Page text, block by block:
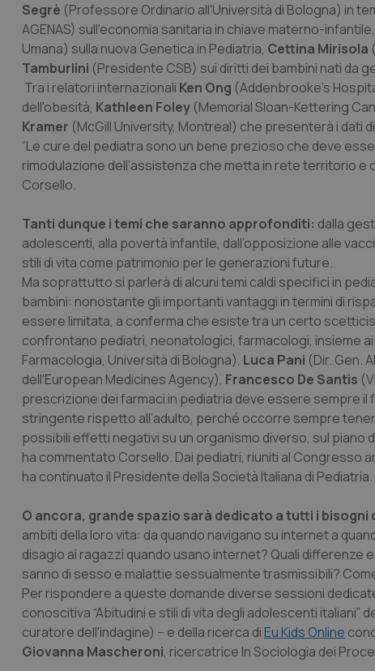
Segrè (Professore Ordinario all'Università di Bologna) in
AGENAS) sull'economia sanitaria in chiave materno-infantile,
Umana) sulla nuova Genetica in Pediatria, Cettina Mirisola
Tamburlini (Presidente CSB) sui diritti dei bambini nati da
Tra i relatori internazionali Ken Ong (Addenbrooke's
dell'obesità, Kathleen Foley (Memorial Sloan-Kettering
Kramer (McGill University, Montreal) che presenterà i dati
“Le cure del pediatra sono un bene prezioso che deve
rimodulazione dell’assistenza che metta in rete territorio
Corsello.
Tanti dunque i temi che saranno approfonditi: dalla
adolescenti, alla povertà infantile, dall’opposizione alle
stili di vita come patrimonio per le generazioni future.
Ma soprattutto si parlerà di alcuni temi caldi specifici in
bambini: nonostante gli importanti vantaggi in termini di
essere limitata, a conferma che esiste tra un certo
confrontano pediatri, neonatologici, farmacologi, insieme ai
Farmacologia, Università di Bologna), Luca Pani (Dir. Gen.
dell'European Medicines Agency), Francesco De Santis
prescrizione dei farmaci in pediatria deve essere sempre
stringente rispetto all’adulto, perché occorre sempre
possibili effetti negativi su un organismo diverso, sul piano
ha commentato Corsello. Dai pediatri, riuniti al Congresso
ha continuato il Presidente della Società Italiana di Pediatria.
O ancora, grande spazio sarà dedicato a tutti i bisogni
ambiti della loro vita: da quando navigano su internet a
disagio ai ragazzi quando usano internet? Quali
sanno di sesso e malattie sessualmente trasmissibili?
Per rispondere a queste domande diverse sessioni
conoscitiva “Abitudini e stili di vita degli adolescenti italiani”
curatore dell'indagine) – e della ricerca diEu Kids Online
Giovanna Mascheroni, ricercatrice In Sociologia dei